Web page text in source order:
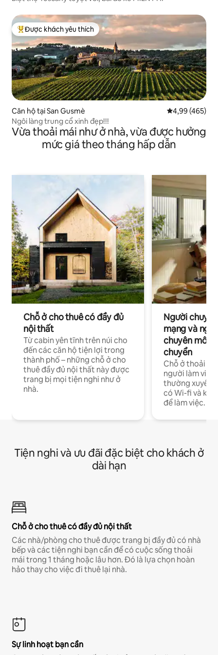
Được khách yêu thích nhất
Được khách yêu thích
Căn hộ tại San Gusmè Xếp hạng
4,99 (465)
Ngôi làng trung cổ xinh đẹp!!!
Vừa thoải mái như ở nhà, vừa được hưởng
mức giá theo tháng hấp dẫn
Chỗ ở cho thuê có đầy đủ
nội thất
Từ cabin yên tĩnh trên núi cho
đến các căn hộ tiện lợi trong
thành phố – những chỗ ở cho
thuê đầy đủ nội thất này được
trang bị mọi tiện nghi như ở
nhà.
Người
mạng và
chuyên môn
chuyển
Chỗ ở thoải
người làm việc
thường xuyên
có Wi-fi và
để làm việc.
Tiện nghi và ưu đãi đặc biệt cho khách ở
dài hạn
Chỗ ở cho thuê có đầy đủ nội thất
Các nhà/phòng cho thuê được trang bị đầy đủ có nhà
bếp và các tiện nghi bạn cần để có cuộc sống thoải
mái trong 1 tháng hoặc lâu hơn. Đó là lựa chọn hoàn
hảo thay cho việc đi thuê lại nhà.
Sự linh hoạt bạn cần